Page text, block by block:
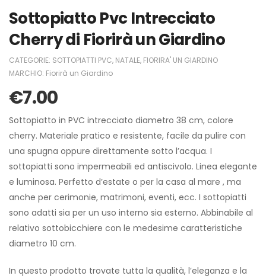
Sottopiatto Pvc Intrecciato
Cherry di Fiorirà un Giardino
CATEGORIE: SOTTOPIATTI PVC, NATALE, FIORIRA' UN GIARDINO
MARCHIO: Fiorirà un Giardino
€7.00
Sottopiatto in PVC intrecciato diametro 38 cm, colore
cherry. Materiale pratico e resistente, facile da pulire con
una spugna oppure direttamente sotto l’acqua. I
sottopiatti sono impermeabili ed antiscivolo. Linea elegante
e luminosa. Perfetto d’estate o per la casa al mare , ma
anche per cerimonie, matrimoni, eventi, ecc. I sottopiatti
sono adatti sia per un uso interno sia esterno. Abbinabile al
relativo sottobicchiere con le medesime caratteristiche
diametro 10 cm.
In questo prodotto trovate tutta la qualità, l’eleganza e la